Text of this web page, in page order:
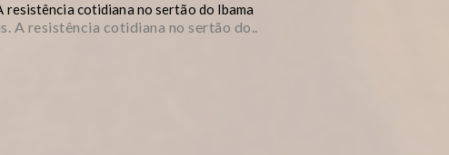
resistência cotidiana no sertão do Ibama
A resistência cotidiana no sertão do..